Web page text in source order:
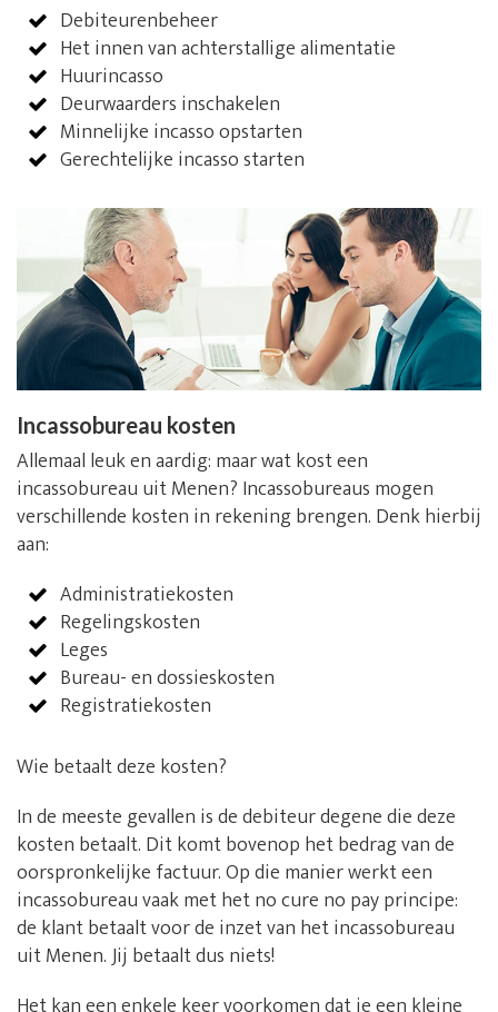
Debiteurenbeheer
Het innen van achterstallige alimentatie
Huurincasso
Deurwaarders inschakelen
Minnelijke incasso opstarten
Gerechtelijke incasso starten
Incassobureau kosten
Allemaal leuk en aardig: maar wat kost een
incassobureau uit Menen? Incassobureaus mogen
verschillende kosten in rekening brengen. Denk hierbij
aan:
Administratiekosten
Regelingskosten
Leges
Bureau- en dossieskosten
Registratiekosten
Wie betaalt deze kosten?
In de meeste gevallen is de debiteur degene die deze
kosten betaalt. Dit komt bovenop het bedrag van de
oorspronkelijke factuur. Op die manier werkt een
incassobureau vaak met het no cure no pay principe:
de klant betaalt voor de inzet van het incassobureau
uit Menen. Jij betaalt dus niets!